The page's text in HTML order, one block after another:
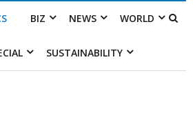
BIZ NEWS WORLD
SUSTAINABILITY